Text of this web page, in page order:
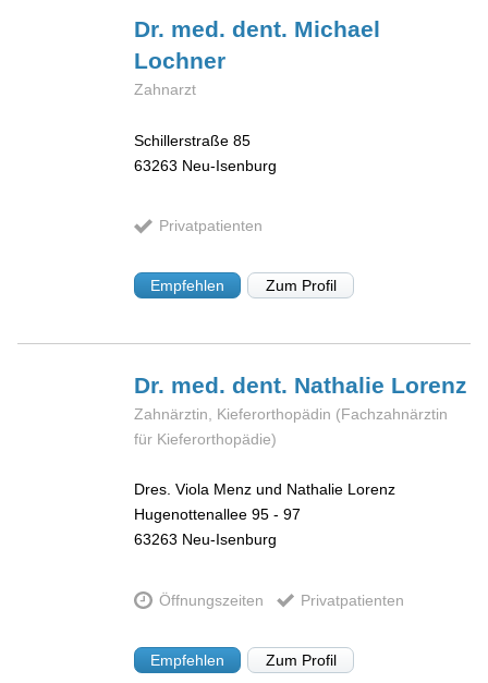
Dr. med. dent. Michael
Lochner
Zahnarzt
Schillerstraße 85
63263 Neu-Isenburg
Privatpatienten
Empfehlen Zum Profil
Dr. med. dent. Nathalie Lorenz
Zahnärztin, Kieferorthopädin (Fachzahnärztin
für Kieferorthopädie)
Dres. Viola Menz und Nathalie Lorenz
Hugenottenallee 95 - 97
63263 Neu-Isenburg
Öffnungszeiten Privatpatienten
Empfehlen Zum Profil